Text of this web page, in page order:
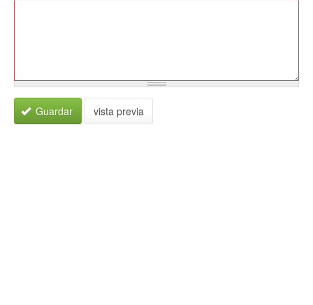
Guardar vista previa